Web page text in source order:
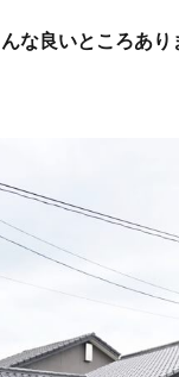
な良いところあり